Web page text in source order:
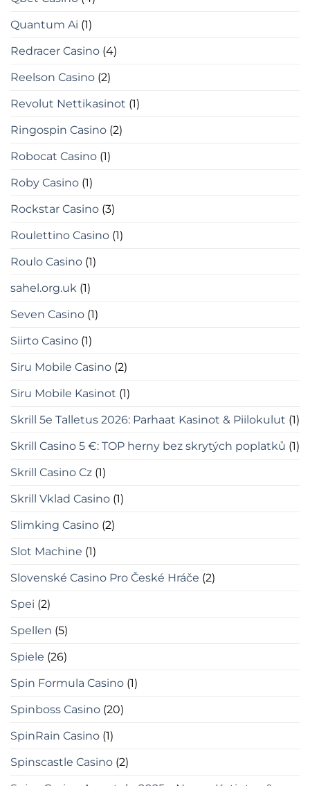
Quantum Ai (1)
Redracer Casino (4)
Reelson Casino (2)
Revolut Nettikasinot (1)
Ringospin Casino (2)
Robocat Casino (1)
Roby Casino (1)
Rockstar Casino (3)
Roulettino Casino (1)
Roulo Casino (1)
sahel.org.uk (1)
Seven Casino (1)
Siirto Casino (1)
Siru Mobile Casino (2)
Siru Mobile Kasinot (1)
Skrill 5e Talletus 2026: Parhaat Kasinot & Piilokulut (1)
Skrill Casino 5 €: TOP herny bez skrytých poplatků (1)
Skrill Casino Cz (1)
Skrill Vklad Casino (1)
Slimking Casino (2)
Slot Machine (1)
Slovenské Casino Pro České Hráče (2)
Spei (2)
Spellen (5)
Spiele (26)
Spin Formula Casino (1)
Spinboss Casino (20)
SpinRain Casino (1)
Spinscastle Casino (2)